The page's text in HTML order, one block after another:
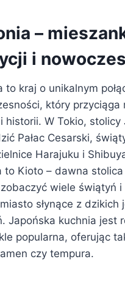
–
i
to kraj o unikalnym
który przyciąga
historii. W Tokio, stolicy
Pałac Cesarski,
Harajuku i
to Kioto – dawna
wiele świątyń
słynące z dzikich
Japońska kuchnia jest
popularna, oferując
czy tempura.